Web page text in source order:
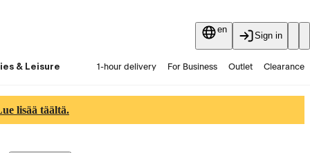
en
Sign in
& Leisure 1-hour delivery For Business Outlet Clearance
lisää täältä.